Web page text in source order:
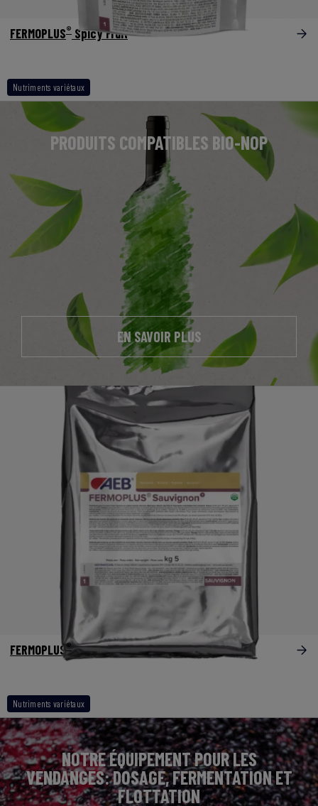
Nutriments variétaux
FERMOPLUS® Spicy Fruit
PRODUITS COMPATIBLES BIO-NOP
EN SAVOIR PLUS
Nutriments variétaux
FERMOPLUS®Sauvignon
NOTRE ÉQUIPEMENT POUR LES
VENDANGES: DOSAGE, FERMENTATION ET
FLOTTATION